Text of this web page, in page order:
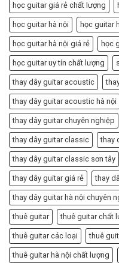
học guitar giá rẻ chất lượng
học guitar hà nội học guitar
học guitar hà nội giá rẻ học
học guitar uy tín chất lượng
thay dây guitar acoustic
thay dây guitar acoustic hà nội
thay dây guitar chuyên nghiệp
thay dây guitar classic thay
thay dây guitar classic sơn tây
thay dây guitar giá rẻ thay
thay dây guitar hà nội chuyên
thuê guitar thuê guitar chất
thuê guitar các loại thuê
thuê guitar hà nội chất lượng